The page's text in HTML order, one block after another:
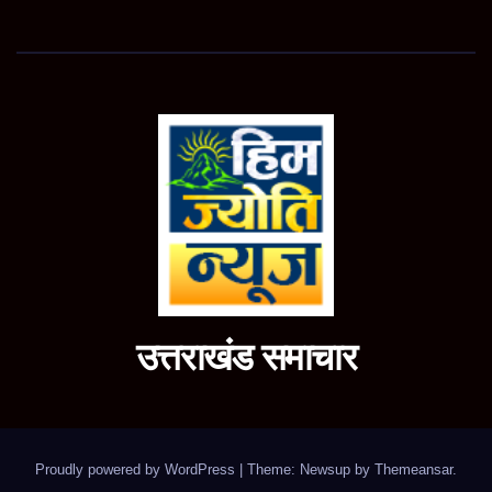
उत्तराखंड समाचार
Proudly powered by WordPress Theme: Newsup by Themeansar.